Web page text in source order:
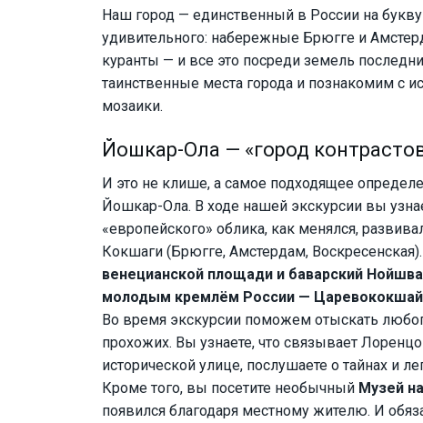
Наш город — единственный в России на
удивительного: набережные Брюгге и
куранты — и все это посреди земель
таинственные места города и познакомим с
мозаики.
Йошкар-Ола — «город
И это не клише, а самое подходящее
Йошкар-Ола. В ходе нашей экскурсии вы
«европейского» облика, как менялся,
Кокшаги (Брюгге, Амстердам,
венецианской площади и баварский
молодым кремлём России —
Во время экскурсии поможем отыскать
прохожих. Вы узнаете, что связывает
исторической улице, послушаете о тайнах и
Кроме того, вы посетите необычный Музей
появился благодаря местному жителю. И